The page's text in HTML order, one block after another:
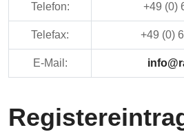
Telefon: +49 (0)
Telefax: +49 (0)
E-Mail: